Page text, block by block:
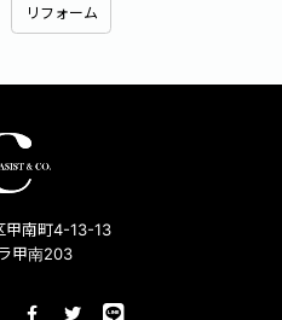
リフォーム
甲南町4-13-13
甲南203